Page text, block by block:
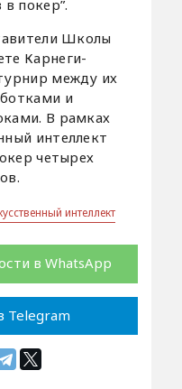
покер”.
Школы
Карнеги-
между их
и
В рамках
интеллект
четырех
интеллект
в WhatsApp
Telegram